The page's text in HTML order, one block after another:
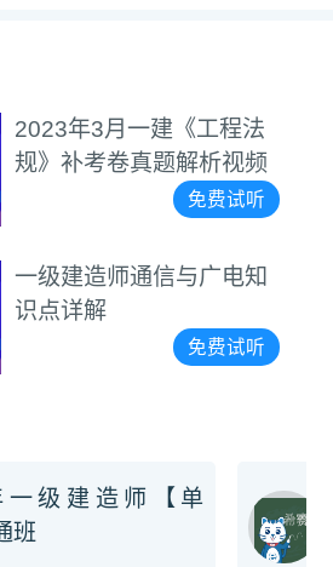
2023年3月一建《工程法
规》补考卷真题解析视频
免费试听
一级建造师通信与广电知
识点详解
免费试听
一级建造师【单
班